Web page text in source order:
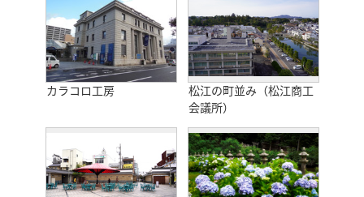
カラコロ工房
松江の町並み（松江商工
会議所）